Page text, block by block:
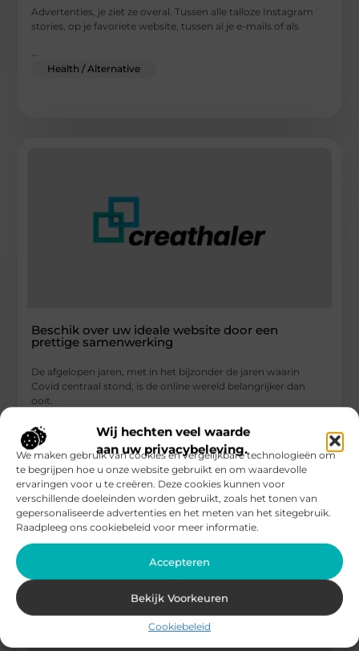
Wij hechten veel waarde
aan uw privacybeleving.
We maken gebruik van cookies en vergelijkbare technologieën om
te begrijpen hoe u onze website gebruikt en om waardevolle
ervaringen voor u te creëren. Deze cookies kunnen voor
verschillende doeleinden worden gebruikt, zoals het tonen van
gepersonaliseerde advertenties en het meten van het sitegebruik.
Raadpleeg ons cookiebeleid voor meer informatie.
Accepteren
Bekijk Voorkeuren
Cookiebeleid
Advertenties, je ziet ze overal. Tussen alle talloze Instagram
stories, op je favoriete website, tussen al je e-mails of als
Health / Alternative
Beschik over uw ideale website door een
prettige samenwerking
De afgelopen jaren, met in het bijzonder de jaren waarin
Covid centraal stond, is de online wereld belangrijker dan
ooit.
...
Health / Alternative